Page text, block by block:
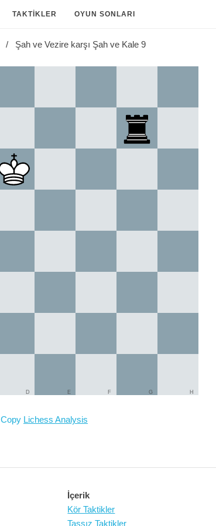
TAKTIKLER OYUN SONLARI
Şah ve Vezire karşı Şah ve Kale 9
D E F G H
Copy Lichess Analysis
İçerik
Kör Taktikler
Taşsız Taktikler